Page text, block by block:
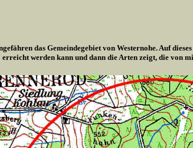
das Gemeindegebiet von Westernohe. Auf
werden kann und dann die Arten zeigt, die von